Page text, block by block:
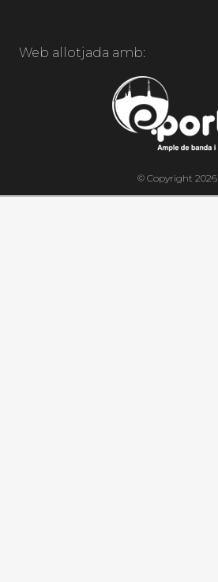
Web allotjada amb:
© Copyright 2026